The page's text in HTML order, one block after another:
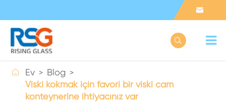


 Ev
Blog
Viski kokmak için favori bir viski cam
konteynerine ihtiyacınız var